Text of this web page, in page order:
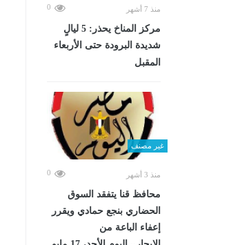
منذ 7 أشهر 0
مركز المناخ يحذر: 5 ليالٍ
شديدة البرودة حتى الأربعاء
المقبل
غير مصنف
منذ 3 أشهر 0
محافظ قنا يتفقد السوق
الحضاري بنجع حمادي ويقرر
إعفاء الباعة من